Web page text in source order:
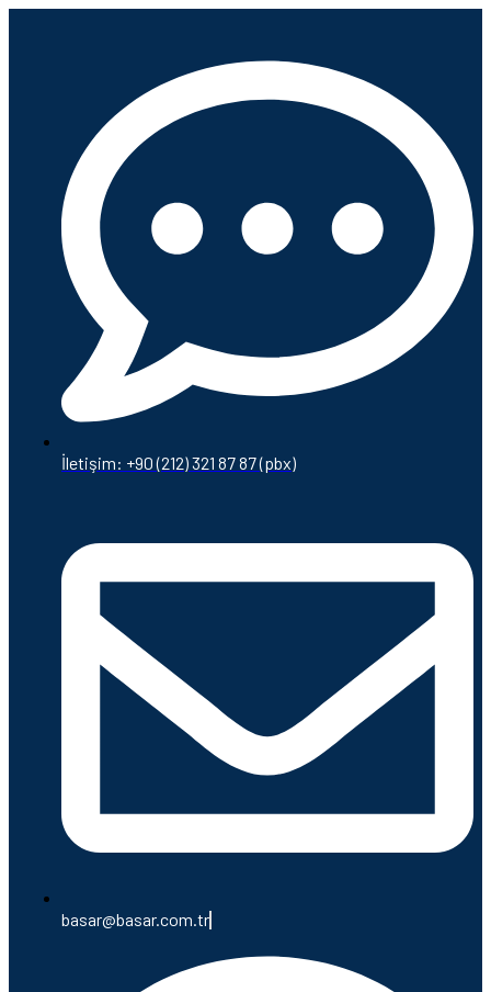
İletişim: +90 (212) 321 87 87 (pbx)
basar@basar.com.tr